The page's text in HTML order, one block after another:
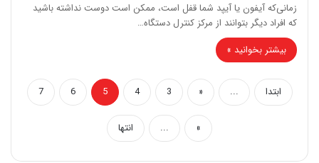
زمانی‌که آیفون یا آیپد شما قفل است، ممکن است دوست نداشته باشید
که افراد دیگر بتوانند از مرکز کنترل دستگاه…
بیشتر بخوانید »
ابتدا ...
«
3
4
5
6
7
»
... انتها